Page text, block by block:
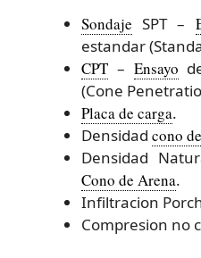
Sondaje SPT –
estandar
CPT – Ensayo
(Cone
Placa de carga.
Densidad cono
Densidad
Cono de Arena.
Infiltracion
Compresion no